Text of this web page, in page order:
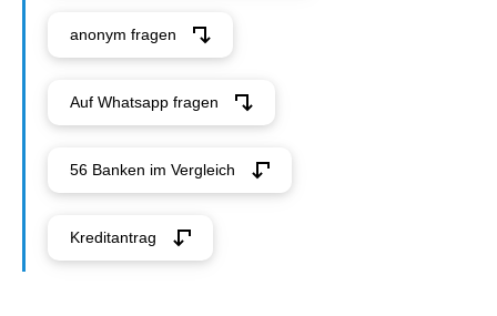
anonym fragen
Auf Whatsapp fragen
56 Banken im Vergleich
Kreditantrag